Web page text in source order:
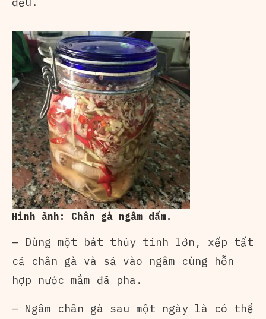
Hình ảnh: Chân gà ngâm dấm.
– Dùng một bát thủy tinh lớn, xếp tất
cả chân gà và sả vào ngâm cùng hỗn
hợp nước mắm đã pha.
– Ngâm chân gà sau một ngày là có thể